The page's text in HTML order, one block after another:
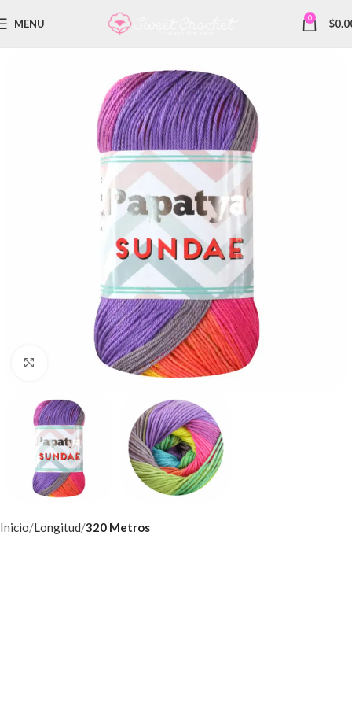
MENU 0 $
Click to enlarge
Inicio Longitud 320 Metros